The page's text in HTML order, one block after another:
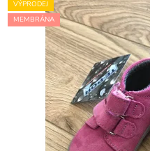
VÝPRODEJ
MEMBRÁNA